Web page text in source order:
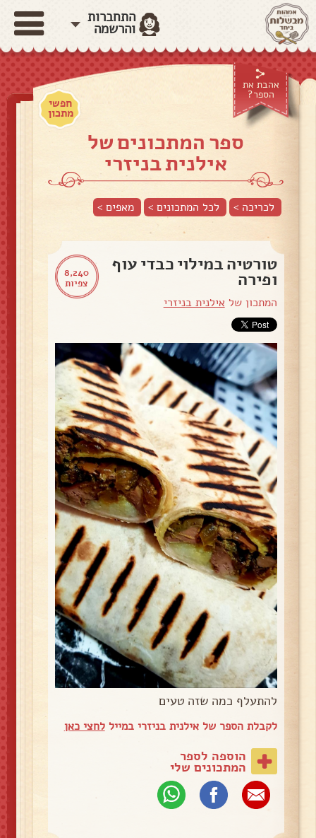
התחברות
והרשמה
אהבת את
הספר?
חפשי
מתכון
ספר המתכונים של
אילנית בניזרי
לכריכה > לכל המתכונים > מאפים>
8,240
צפיות
טורטיה במילוי כבדי עוף
ופירה
המתכון של אילנית בניזרי
להתעלף כמה שזה טעים
לקבלת הספר של אילנית בניזרי במייללחצי כאן
הוספה לספר
המתכונים שלי